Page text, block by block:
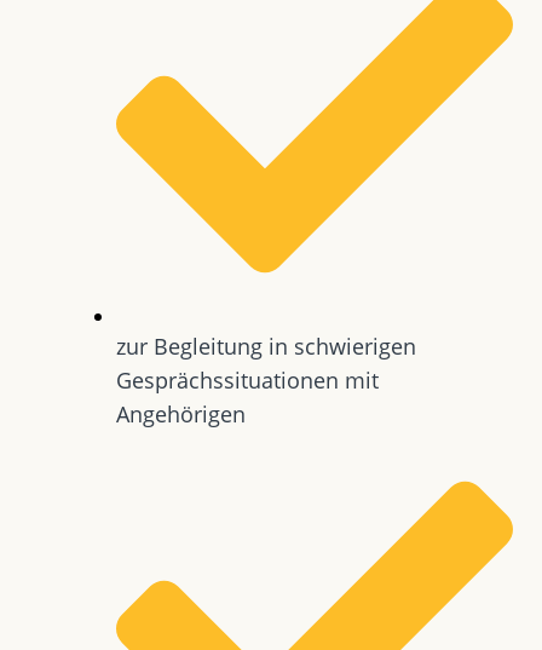
zur Begleitung in schwierigen
Gesprächssituationen mit
Angehörigen